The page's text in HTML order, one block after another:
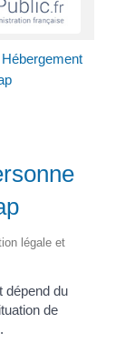
Hébergement
légale et
dépend du
de